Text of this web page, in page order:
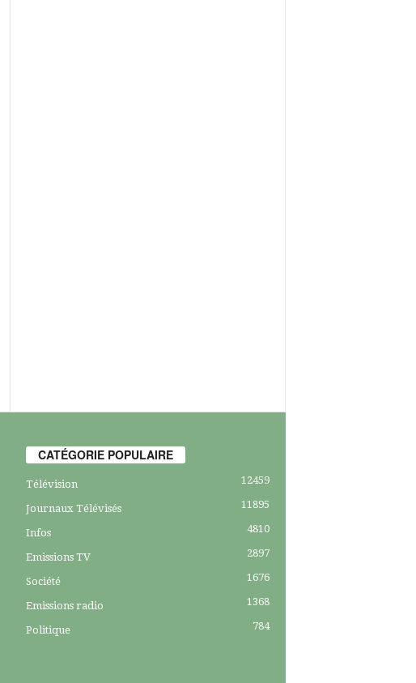
CATÉGORIE POPULAIRE
Télévision 12459
Journaux Télévisés 11895
Infos 4810
Emissions TV 2897
Société 1676
Emissions radio 1368
Politique 784